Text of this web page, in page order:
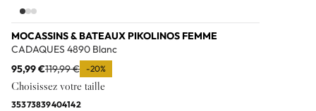
MOCASSINS & BATEAUX PIKOLINOS FEMME
CADAQUES 4890 Blanc
95,99 €119,99 € -20%
Choisissez votre taille
35373839404142